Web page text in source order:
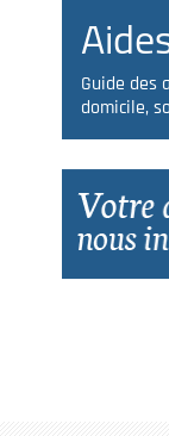
Guide des
domicile,